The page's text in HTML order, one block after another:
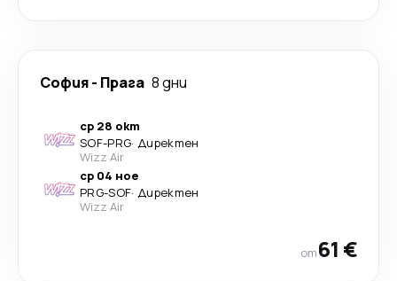
София- Прага 8 дни
ср 28 окт
SOF-PRG· Директен
Wizz Air
ср 04 ное
PRG-SOF· Директен
Wizz Air
от61 €